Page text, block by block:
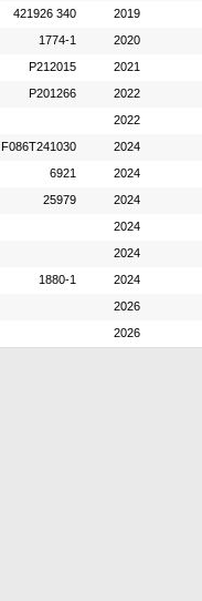
421926 340 2019
1774-1 2020
P212015 2021
P201266 2022
2022
F086T241030 2024
6921 2024
25979 2024
2024
2024
1880-1 2024
2026
2026